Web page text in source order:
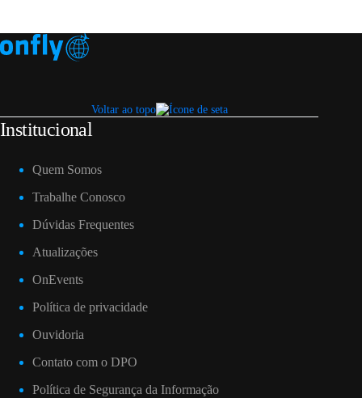
Voltar ao topo
Institucional
Quem Somos
Trabalhe Conosco
Dúvidas Frequentes
Atualizações
OnEvents
Política de privacidade
Ouvidoria
Contato com o DPO
Política de Segurança da Informação